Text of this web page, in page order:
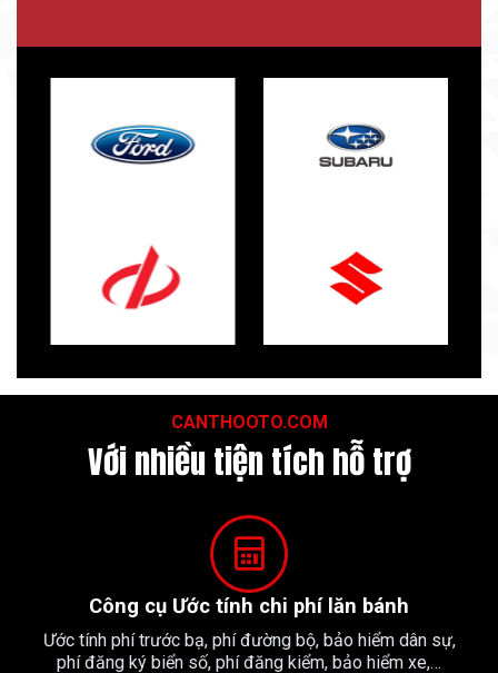
CANTHOOTO.COM
Với nhiều tiện tích hỗ trợ
Công cụ Ước tính chi phí lăn bánh
Ước tính phí trước bạ, phí đường bộ, bảo hiểm dân sự,
phí đăng ký biển số, phí đăng kiểm, bảo hiểm xe,…